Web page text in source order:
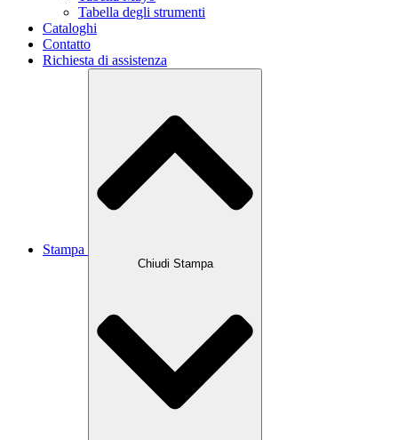
Tabella degli strumenti
Cataloghi
Contatto
Richiesta di assistenza
Stampa
Chiudi Stampa